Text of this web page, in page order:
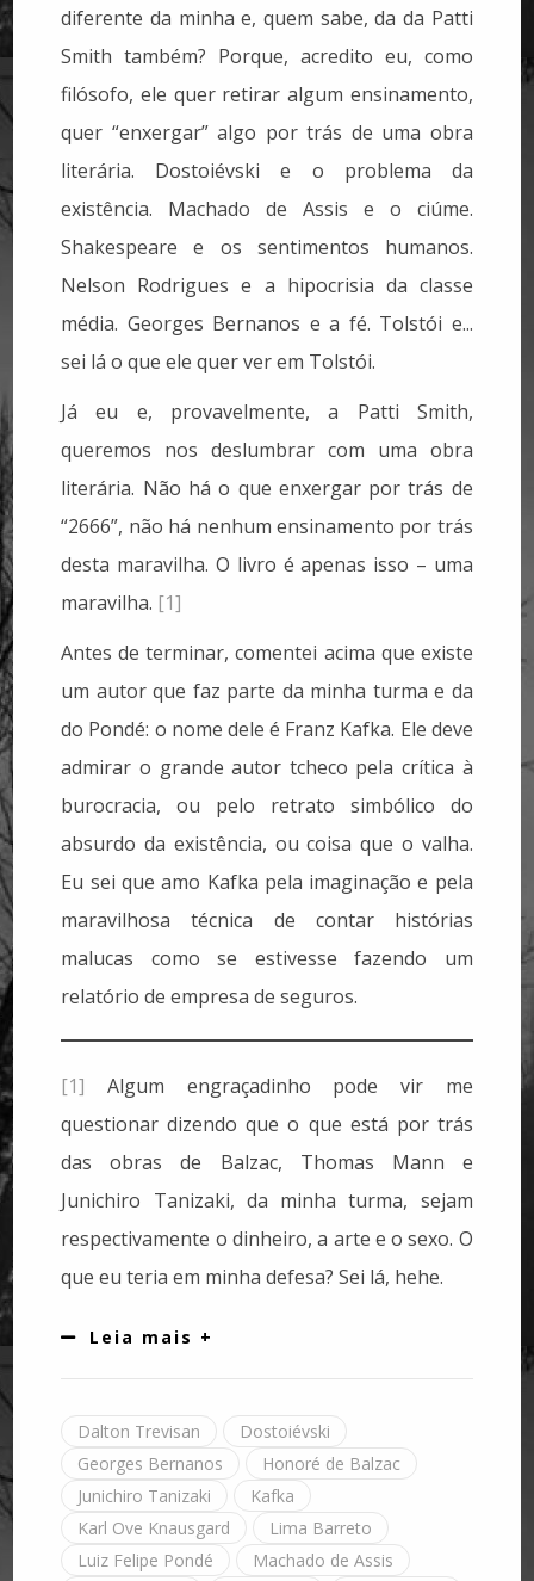
diferente da minha e, quem sabe, da da Patti
Smith também? Porque, acredito eu, como
filósofo, ele quer retirar algum ensinamento,
quer “enxergar” algo por trás de uma obra
literária. Dostoiévski e o problema da
existência. Machado de Assis e o ciúme.
Shakespeare e os sentimentos humanos.
Nelson Rodrigues e a hipocrisia da classe
média. Georges Bernanos e a fé. Tolstói e...
sei lá o que ele quer ver em Tolstói.
Já eu e, provavelmente, a Patti Smith,
queremos nos deslumbrar com uma obra
literária. Não há o que enxergar por trás de
“2666”, não há nenhum ensinamento por trás
desta maravilha. O livro é apenas isso – uma
maravilha. [1]
Antes de terminar, comentei acima que existe
um autor que faz parte da minha turma e da
do Pondé: o nome dele é Franz Kafka. Ele deve
admirar o grande autor tcheco pela crítica à
burocracia, ou pelo retrato simbólico do
absurdo da existência, ou coisa que o valha.
Eu sei que amo Kafka pela imaginação e pela
maravilhosa técnica de contar histórias
malucas como se estivesse fazendo um
relatório de empresa de seguros.
[1] Algum engraçadinho pode vir me
questionar dizendo que o que está por trás
das obras de Balzac, Thomas Mann e
Junichiro Tanizaki, da minha turma, sejam
respectivamente o dinheiro, a arte e o sexo. O
que eu teria em minha defesa? Sei lá, hehe.
Leia mais +
Dalton Trevisan
Dostoiévski
Georges Bernanos
Honoré de Balzac
Junichiro Tanizaki
Kafka
Karl Ove Knausgard
Lima Barreto
Luiz Felipe Pondé
Machado de Assis